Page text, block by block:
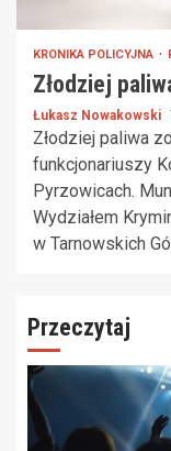
KRONIKA POLICYJNA
Złodziej
Łukasz Nowakowski
Złodziej paliwa
funkcjonariuszy
Pyrzowicach.
Wydziałem
w Tarnowskich
Przeczytaj